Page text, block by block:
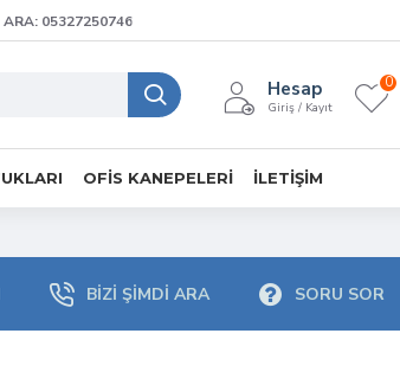
ARA: 05327250746
Hesap
Giriş / Kayıt
0
OFIS KANEPELERI İLETIŞIM
BIZI ŞIMDI ARA SORU SOR